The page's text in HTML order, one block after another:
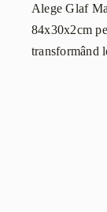
Alege Glaf
84x30x2cm
transformând